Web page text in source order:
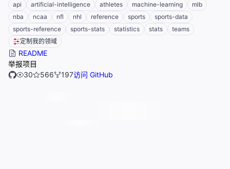
api artificial-intelligence athletes machine-learning
mlb
nba
ncaa nfl nhl reference sports
sports-data
sports-reference
sports-stats statistics stats
teams
定制我的领域
README
举报项目
30
566 197访问 GitHub